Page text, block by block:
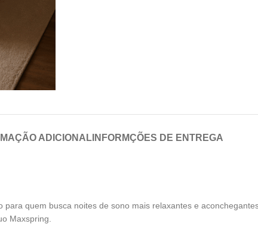
ADICIONAL INFORMÇÕES DE ENTREGA
quem busca noites de sono mais relaxantes e
Maxspring.